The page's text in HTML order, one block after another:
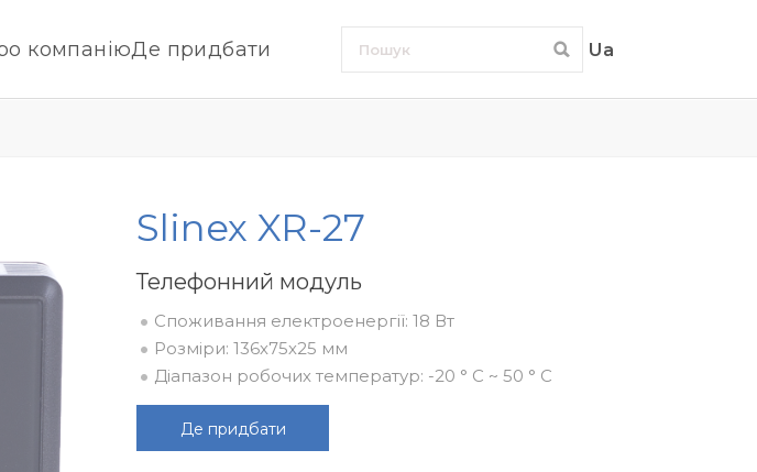
компаніюДе придбати Ua
Slinex XR-27
Телефонний модуль
Cпоживання електроенергії: 18 Вт
Розміри: 136х75х25 мм
Діапазон робочих температур: -20 ° C ~ 50 ° C
Де придбати